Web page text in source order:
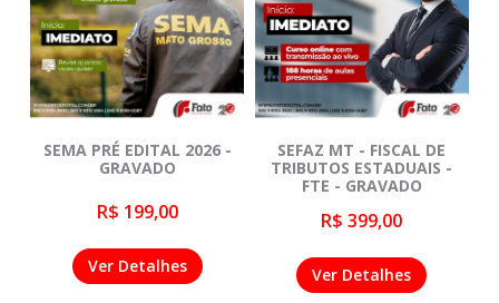
SEMA PRÉ EDITAL 2026 -
GRAVADO
R$ 199,00
Ver Detalhes
SEFAZ MT - FISCAL DE
TRIBUTOS ESTADUAIS -
FTE - GRAVADO
R$ 399,00
Ver Detalhes